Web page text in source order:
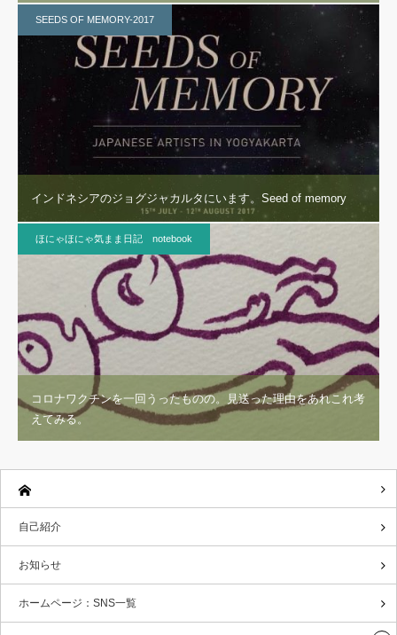
SEEDS OF MEMORY-2017
インドネシアのジョグジャカルタにいます。Seed of memory
ほにゃほにゃ気まま日記 notebook
コロナワクチンを一回うったものの。見送った理由をあれこれ考
えてみる。
自己紹介
お知らせ
ホームページ：SNS一覧